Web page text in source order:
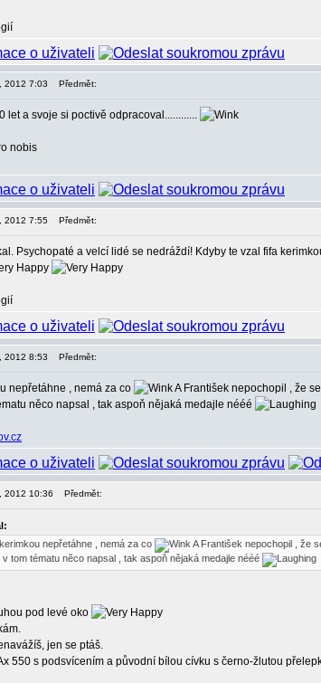
2012 7:03 Předmět:
let a svoje si poctivě odpracoval............
nobis
2012 7:55 Předmět:
Psychopaté a velcí lidé se nedráždí! Kdyby te vzal fifa
2012 8:53 Předmět:
nepřetáhne , nemá za co
A František nepochopil , že
něco napsal , tak aspoň nějaká medajle nééé
2012 10:36 Předmět:
nepřetáhne , nemá za co
A František nepochopil , že
tom tématu něco napsal , tak aspoň nějaká medajle nééé
pod levé oko
jen se ptáš.
550 s podsvícením a původní bílou cívku s černo-žlutou